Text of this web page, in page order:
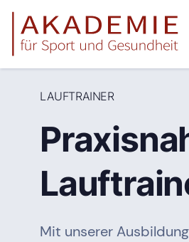
LAUFTRAINER
Mit unserer